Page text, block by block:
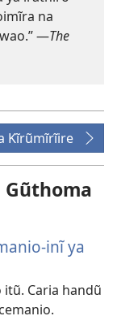
na
—The
Kĩrũmĩrĩire
inĩ ya
Caria handũ